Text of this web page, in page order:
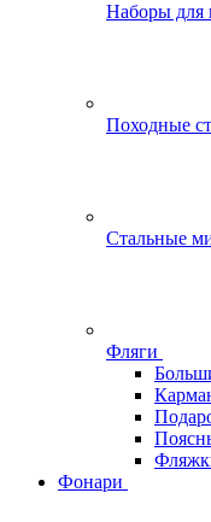
Наборы для
Походные
Стальные
Фляги
Фонари